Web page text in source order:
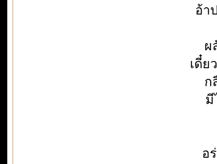
อ้า
ผ
เดี๋ย
ก
มี
อ